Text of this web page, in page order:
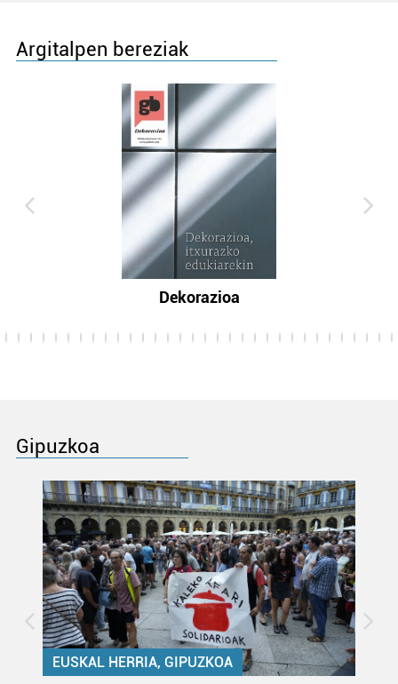
Argitalpen bereziak
Dekorazioa
Gipuzkoa
EUSKAL HERRIA, GIPUZKOA